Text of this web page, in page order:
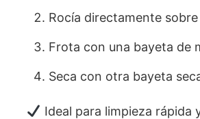
Rocía directamente
Frota con una bayeta de
Seca con otra bayeta
Ideal para limpieza rápida